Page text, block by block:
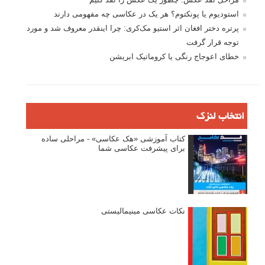
پروژه های عکاسی
مصاحبه با عکاسان
مسابقه عکاسی
فروش عکس
عکس‌کاوی
تازه ترین مطالب
دیپتیک و جاکستا‌پوزیشن در عکاسی
۶۰ نمونه عکس سبک ماکسیمالیسم
وبینار دوره جامع آموزش ترکیب بندی عکاسی (فیلم ضبط شده)
ماکسیمالیسم در عکاسی
نقطه عطف در عکاسی
اندازه و تناسب در عکاسی
مراحل نقد عکس: چطور یک عکس را نقد کنیم
استودیوم یا پونکتوم؟ هر یک در عکاسی چه مفهومی دارند